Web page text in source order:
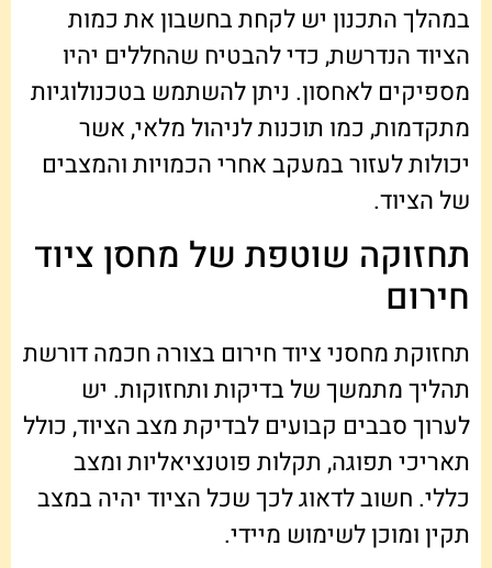
במהלך התכנון יש לקחת בחשבון את כמות
הציוד הנדרשת, כדי להבטיח שהחללים יהיו
מספיקים לאחסון. ניתן להשתמש בטכנולוגיות
מתקדמות, כמו תוכנות לניהול מלאי, אשר
יכולות לעזור במעקב אחרי הכמויות והמצבים
של הציוד.
תחזוקה שוטפת של מחסן ציוד
חירום
תחזוקת מחסני ציוד חירום בצורה חכמה דורשת
תהליך מתמשך של בדיקות ותחזוקות. יש
לערוך סבבים קבועים לבדיקת מצב הציוד, כולל
תאריכי תפוגה, תקלות פוטנציאליות ומצב
כללי. חשוב לדאוג לכך שכל הציוד יהיה במצב
תקין ומוכן לשימוש מיידי.